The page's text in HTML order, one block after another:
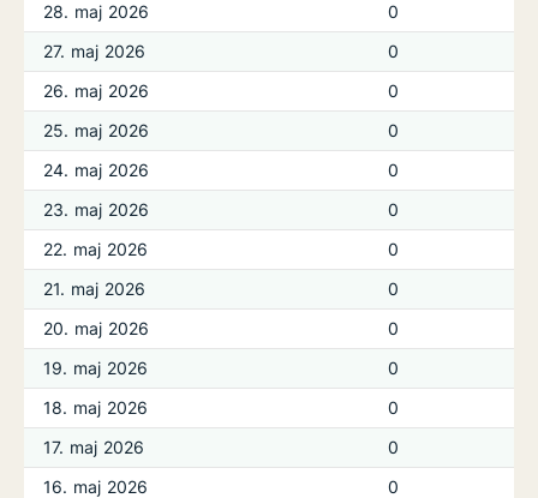
28. maj 2026
0
27. maj 2026
0
26. maj 2026
0
25. maj 2026
0
24. maj 2026
0
23. maj 2026
0
22. maj 2026
0
21. maj 2026
0
20. maj 2026
0
19. maj 2026
0
18. maj 2026
0
17. maj 2026
0
16. maj 2026
0